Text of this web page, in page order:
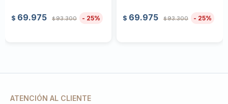
$ 69.975 $93.300 25 $ 69.975 $93.300 25
ATENCIÓN AL CLIENTE